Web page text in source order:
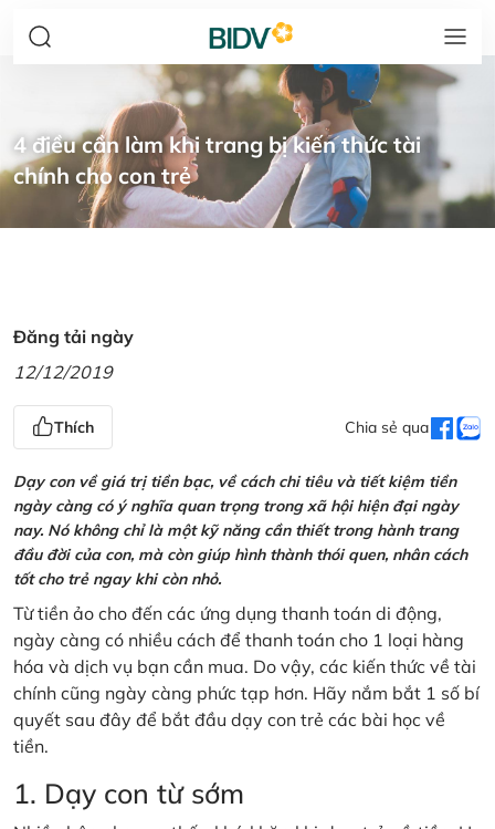
4 điều cần làm khi trang bị kiến thức tài
chính cho con trẻ
Đăng tải ngày
12/12/2019
Thích Chia sẻ qua
Dạy con về giá trị tiền bạc, về cách chi tiêu và tiết kiệm tiền
ngày càng có ý nghĩa quan trọng trong xã hội hiện đại ngày
nay. Nó không chỉ là một kỹ năng cần thiết trong hành trang
đầu đời của con, mà còn giúp hình thành thói quen, nhân cách
tốt cho trẻ ngay khi còn nhỏ.
Từ tiền ảo cho đến các ứng dụng thanh toán di động,
ngày càng có nhiều cách để thanh toán cho 1 loại hàng
hóa và dịch vụ bạn cần mua. Do vậy, các kiến thức về tài
chính cũng ngày càng phức tạp hơn. Hãy nắm bắt 1 số bí
quyết sau đây để bắt đầu dạy con trẻ các bài học về
tiền.
1. Dạy con từ sớm